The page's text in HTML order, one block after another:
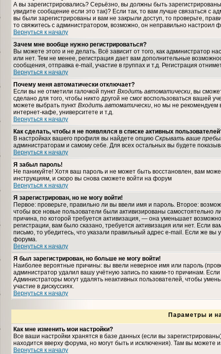
А вы зарегистрировались? Серьёзно, вы должны быть
увидите сообщение если это так)? Если так, то вам лучше связаться с
вы были зарегистрированы и вам не закрыли доступ, то проверьте,
то свяжитесь с администратором, возможно, он неправильно настроил
Вернуться к началу
Зачем мне вообще нужно регистрироваться?
Вы можете этого и не делать. Всё зависит от того, как
или нет. Тем не менее, регистрация дает вам дополнительные
сообщения, отправка e-mail, участие в группах и т.д. Регистрация
Вернуться к началу
Почему меня автоматически отключает?
Если вы не отметили галочкой пункт Входить автоматически, вы
сделано для того, чтобы никто другой не смог воспользоваться вашей
можете выбрать пункт Входить автоматически, но мы не рекомендуем
интернет-кафе, университете и т.д.
Вернуться к началу
Как сделать, чтобы я не появлялся в списке активных
В настройках вашего профиля вы найдете опцию Скрывать ваше
администраторам и самому себе. Для всех остальных вы будете
Вернуться к началу
Я забыл пароль!
Не паникуйте! Хотя ваш пароль и не может быть восстановлен, вам
инструкциям, и скоро вы снова сможете войти на форум
Вернуться к началу
Я зарегистрирован, но не могу войти!
Первое: проверьте, правильно ли вы ввели имя и пароль. Второе:
чтобы все новые пользователи были активизированы самостоятельно
причина, по которой требуется активизация, — она уменьшает
регистрации, вам было сказано, требуется активизация или нет. Если
письмо, то убедитесь, что указали правильный адрес e-mail. Если же
форума.
Вернуться к началу
Я был зарегистрирован, но больше не могу войти!
Наиболее вероятные причины: вы ввели неверное имя или пароль
администратор удалил вашу учётную запись по каким-то причинам.
Администраторы могут удалять неактивных пользователей, чтобы
участие в дискуссиях.
Вернуться к началу
Параметры и
Как мне изменить мои настройки?
Все ваши настройки хранятся в базе данных (если вы
находится вверху форума, но могут быть и исключения). Там вы можете
Вернуться к началу